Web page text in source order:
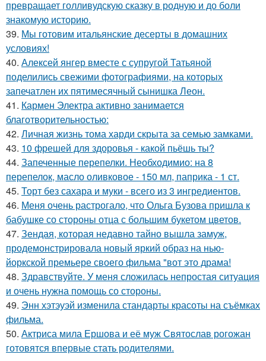
превращает голливудскую сказку в родную и до боли
знакомую историю.
39. Мы готовим итальянские десерты в домашних
условиях!
40. Алексей янгер вместе с супругой Татьяной
поделились свежими фотографиями, на которых
запечатлен их пятимесячный сынишка Леон.
41. Кармен Электра активно занимается
благотворительностью:
42. Личная жизнь тома харди скрыта за семью замками.
43. 10 фрешей для здоровья - какой пьёшь ты?
44. Запеченные перепелки. Необходимио: на 8
перепелок, масло оливковое - 150 мл, паприка - 1 ст.
45. Торт без сахара и муки - всего из 3 ингредиентов.
46. Меня очень растрогало, что Ольга Бузова пришла к
бабушке со стороны отца с большим букетом цветов.
47. Зендая, которая недавно тайно вышла замуж,
продемонстрировала новый яркий образ на нью-
йоркской премьере своего фильма "вот это драма!
48. Здравствуйте. У меня сложилась непростая ситуация
и очень нужна помощь со стороны.
49. Энн хэтэуэй изменила стандарты красоты на съёмках
фильма.
50. Актриса мила Ершова и её муж Святослав рогожан
готовятся впервые стать родителями.